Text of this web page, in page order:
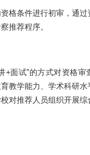
格条件进行初审，通
推荐程序。
+面试”的方式对资格审
教学能力、学术科研水
对推荐人员组织开展综